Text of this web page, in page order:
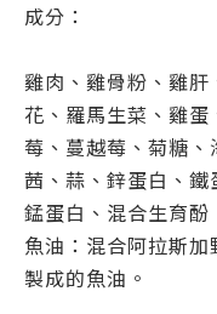
成分：
雞肉、雞骨粉、雞
花、羅馬生菜、雞
莓、蔓越莓、菊糖
茜、蒜、鋅蛋白、鐵
錳蛋白、混合生育
魚油：混合阿拉斯
製成的魚油。